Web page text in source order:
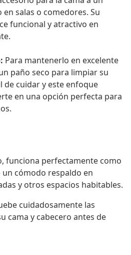
salas o comedores. Su
funcional y atractivo en
Para mantenerlo en excelente
paño seco para limpiar su
de cuidar y este enfoque
en una opción perfecta para
funciona perfectamente como
cómodo respaldo en
y otros espacios habitables.
cuidadosamente las
cama y cabecero antes de